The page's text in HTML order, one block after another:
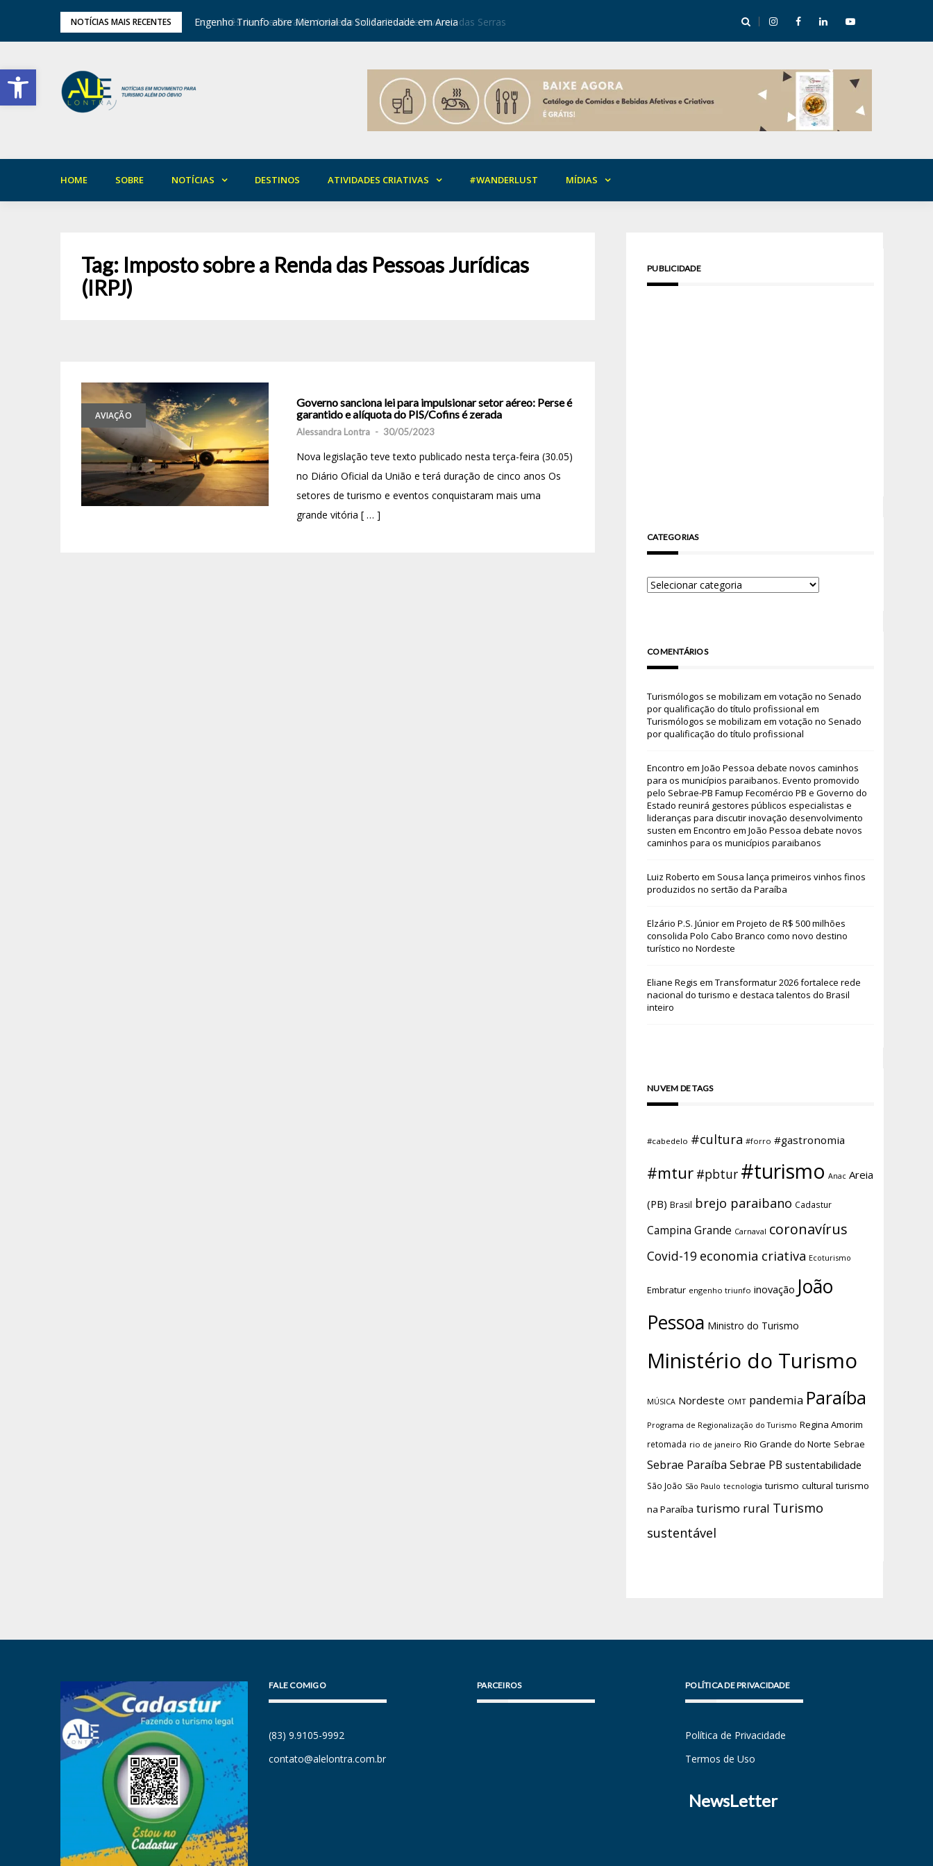
Barra de Ferramentas Aberta
NOTÍCIAS MAIS RECENTES
de Inverno das Serras Engenho Triunfo abre Memorial da Solidariedade em Areia Mirian Rocha abre mentoria de storytelling com 10 vagas
HOME SOBRE NOTÍCIAS DESTINOS ATIVIDADES CRIATIVAS #WANDERLUST MÍDIAS
Tag: Imposto sobre a Renda das Pessoas Jurídicas
(IRPJ)
AVIAÇÃO
Governo sanciona lei para impulsionar setor aéreo: Perse é
garantido e alíquota do PIS/Cofins é zerada
Alessandra Lontra - 30/05/2023
Nova legislação teve texto publicado nesta terça-feira (30.05)
no Diário Oficial da União e terá duração de cinco anos Os
setores de turismo e eventos conquistaram mais uma
grande vitória [ … ]
PUBLICIDADE
CATEGORIAS
COMENTÁRIOS
Turismólogos se mobilizam em votação no Senado
por qualificação do título profissional em
Turismólogos se mobilizam em votação no Senado
por qualificação do título profissional
Encontro em João Pessoa debate novos caminhos
para os municípios paraibanos. Evento promovido
pelo Sebrae-PB Famup Fecomércio PB e Governo do
Estado reunirá gestores públicos especialistas e
lideranças para discutir inovação desenvolvimento
susten em Encontro em João Pessoa debate novos
caminhos para os municípios paraibanos
Luiz Roberto em Sousa lança primeiros vinhos finos
produzidos no sertão da Paraíba
Elzário P.S. Júniorem Projeto de R$ 500 milhões
consolida Polo Cabo Branco como novo destino
turístico no Nordeste
Eliane Regis em Transformatur 2026 fortalece rede
nacional do turismo e destaca talentos do Brasil
inteiro
NUVEM DE TAGS
#cabedelo #cultura #forro #gastronomia
#mtur #pbtur #turismo Anac Areia
(PB) Brasil brejo paraibano Cadastur
Campina Grande Carnaval coronavírus
Covid-19 economia criativa Ecoturismo
Embratur engenho triunfo inovação João
Pessoa Ministro do Turismo
Ministério do Turismo
MÚSICA Nordeste OMT pandemia Paraíba
Programa de Regionalização do Turismo Regina Amorim
retomada rio de janeiro Rio Grande do Norte Sebrae
Sebrae Paraíba Sebrae PB sustentabilidade
São João São Paulo tecnologia turismo cultural turismo
na Paraíba turismo rural Turismo
sustentável
FALE COMIGO
(83) 9.9105-9992
contato@alelontra.com.br
PARCEIROS POLÍTICA DE PRIVACIDADE
Política de Privacidade
Termos de Uso
NewsLetter